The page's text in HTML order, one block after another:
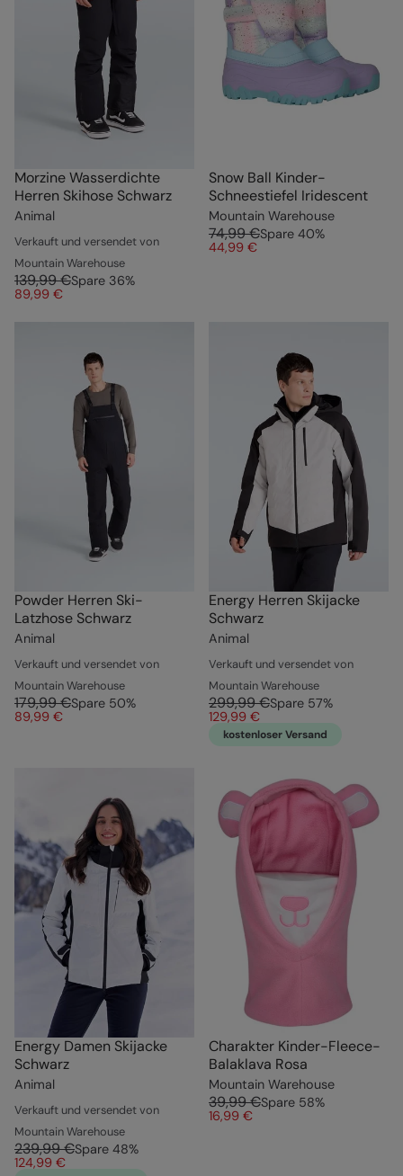
Morzine Wasserdichte
Herren Skihose Schwarz
Animal
Verkauft und versendet von
Mountain Warehouse
139,99 €Spare 36%
89,99 €
Snow Ball Kinder-
Schneestiefel Iridescent
Mountain Warehouse
74,99 €Spare 40%
44,99 €
Powder Herren Ski-
Latzhose Schwarz
Animal
Verkauft und versendet von
Mountain Warehouse
179,99 €Spare 50%
89,99 €
Energy Herren Skijacke
Schwarz
Animal
Verkauft und versendet von
Mountain Warehouse
299,99 €Spare 57%
129,99 €
kostenloser Versand
Energy Damen Skijacke
Schwarz
Animal
Verkauft und versendet von
Mountain Warehouse
239,99 €Spare 48%
124,99 €
Charakter Kinder-Fleece-
Balaklava Rosa
Mountain Warehouse
39,99 €Spare 58%
16,99 €